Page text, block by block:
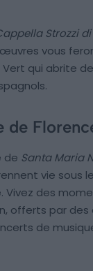
Strozzi
vous
qui abrite
de
de Santa Maria
vie sous
des
offerts par
de